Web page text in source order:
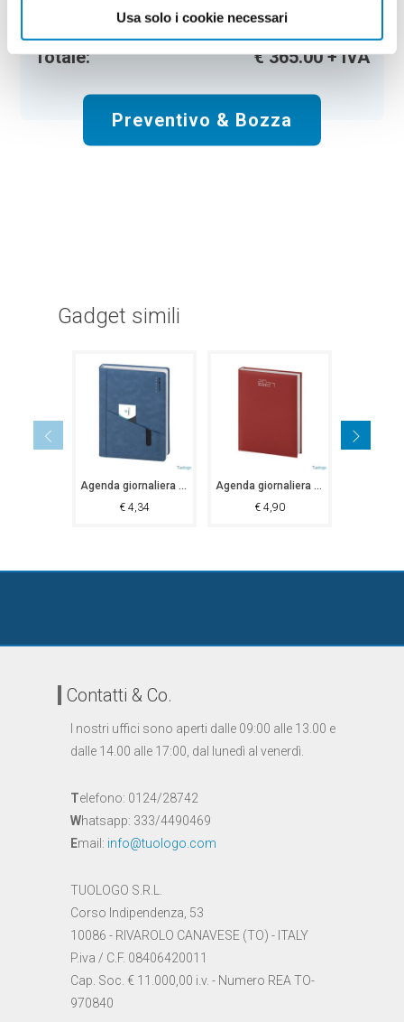
Usa solo i cookie necessari
Spese di spedizione:
Totale: €365.00+ IVA
Preventivo & Bozza
Gadget simili
Agenda giornaliera 15x21
€4,34
Agenda giornaliera gommata 17x24
€4,90
Contatti & Co.
I nostri uffici sono aperti dalle 09:00 alle 13.00 e
dalle 14.00 alle 17:00, dal lunedì al venerdì.
Telefono: 0124/28742
Whatsapp: 333/4490469
Email: info@tuologo.com
TUOLOGO S.R.L.
Corso Indipendenza, 53
10086 - RIVAROLO CANAVESE (TO) - ITALY
P.iva / C.F. 08406420011
Cap. Soc. € 11.000,00 i.v. - Numero REA TO-
970840